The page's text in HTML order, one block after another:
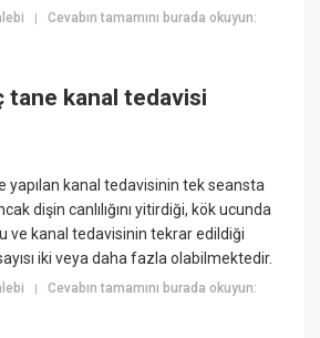
|Cevabın tamamını burada okuyun:
tane kanal tedavisi
yapılan kanal tedavisinin tek seansta
dişin canlılığını yitirdiği, kök ucunda
ve kanal tedavisinin tekrar edildiği
iki veya daha fazla olabilmektedir.
|Cevabın tamamını burada okuyun: